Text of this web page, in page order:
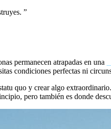
”
permanecen atrapadas en una
condiciones perfectas ni
quo y crear algo
pero también es donde